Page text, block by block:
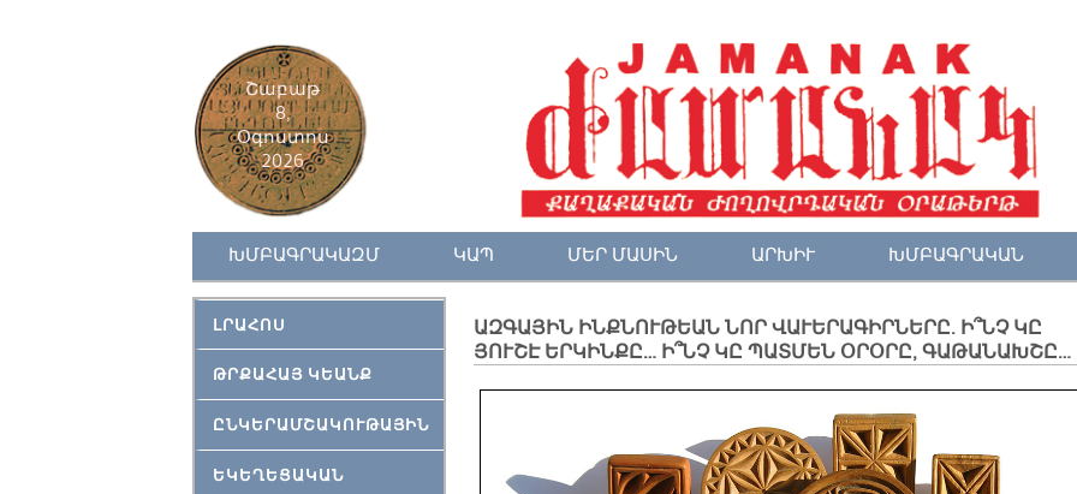
Շաբաթ
8,
Օգոստոս
2026
ԽՄԲԱԳՐԱԿԱԶՄ ԿԱՊ ՄԵՐ ՄԱՍԻՆ ԱՐԽԻՒ ԽՄԲԱԳՐԱԿԱՆ
ԼՐԱՀՈՍ
ԹՐՔԱՀԱՅ ԿԵԱՆՔ
ԸՆԿԵՐԱՄՇԱԿՈՒԹԱՅԻՆ
ԵԿԵՂԵՑԱԿԱՆ
ԱԶԳԱՅԻՆ ԻՆՔՆՈՒԹԵԱՆ ՆՈՐ ՎԱՒԵՐԱԳԻՐՆԵՐԸ. Ի՞ՆՉ ԿԸ
ՅՈՒՇԷ ԵՐԿԻՆՔԸ… Ի՞ՆՉ ԿԸ ՊԱՏՄԵՆ ՕՐՕՐԸ, ԳԱԹԱՆԱԽՇԸ…